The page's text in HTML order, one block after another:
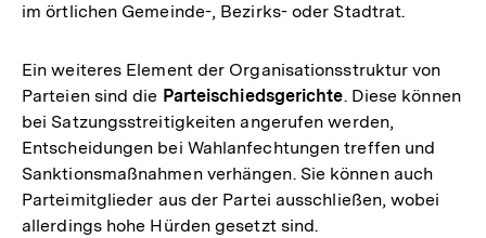
im örtlichen Gemeinde-, Bezirks- oder Stadtrat.
Ein weiteres Element der Organisationsstruktur von
Parteien sind die Parteischiedsgerichte. Diese können
bei Satzungsstreitigkeiten angerufen werden,
Entscheidungen bei Wahlanfechtungen treffen und
Sanktionsmaßnahmen verhängen. Sie können auch
Parteimitglieder aus der Partei ausschließen, wobei
allerdings hohe Hürden gesetzt sind.